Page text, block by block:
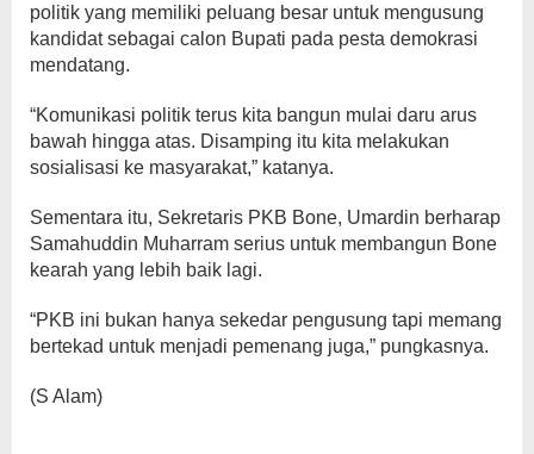
politik yang memiliki peluang besar untuk mengusung
kandidat sebagai calon Bupati pada pesta demokrasi
mendatang.
“Komunikasi politik terus kita bangun mulai daru arus
bawah hingga atas. Disamping itu kita melakukan
sosialisasi ke masyarakat,” katanya.
Sementara itu, Sekretaris PKB Bone, Umardin berharap
Samahuddin Muharram serius untuk membangun Bone
kearah yang lebih baik lagi.
“PKB ini bukan hanya sekedar pengusung tapi memang
bertekad untuk menjadi pemenang juga,” pungkasnya.
(S Alam)